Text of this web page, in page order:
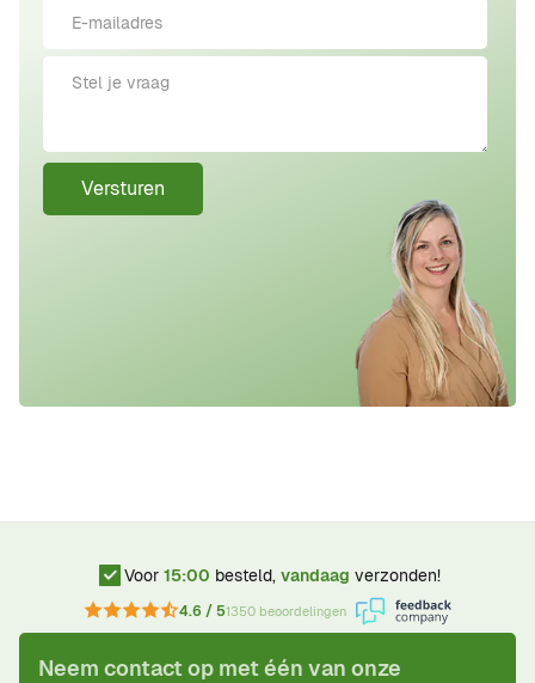
Versturen
Voor 15:00 besteld, vandaag verzonden!
4.6 / 51350 beoordelingen
Neem contact op met één van onze